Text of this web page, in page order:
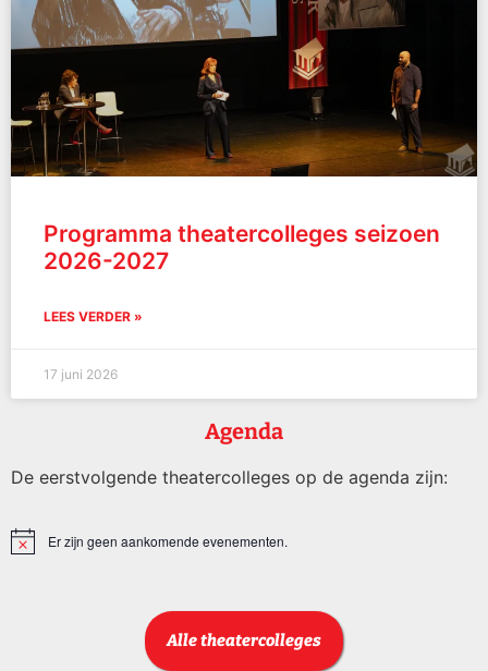
Programma theatercolleges seizoen
2026-2027
LEES VERDER »
17 juni 2026
Agenda
De eerstvolgende theatercolleges op de agenda zijn:
BerichtEr zijn geen aankomende evenementen.
Alle theatercolleges